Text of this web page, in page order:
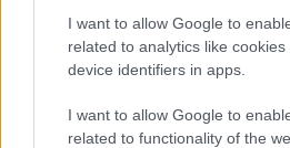
I want to allow Google to
related to analytics like
device identifiers in apps.
I want to allow Google to
related to functionality of the
továbbiakat (VIDEÓVAL)
Az utolsó pillanatban mentette meg
Magyarország